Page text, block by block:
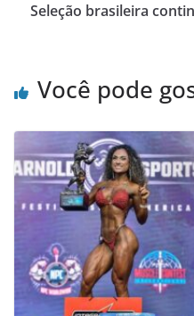
Seleção brasileira
Você pode